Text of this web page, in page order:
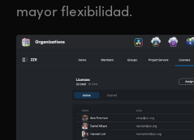
mayor flexibilidad.